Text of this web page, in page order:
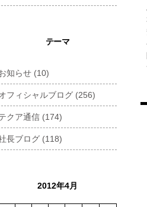
テーマ
知らせ (10)
フィシャルブログ (256)
クア通信 (174)
長ブログ (118)
2012年4月